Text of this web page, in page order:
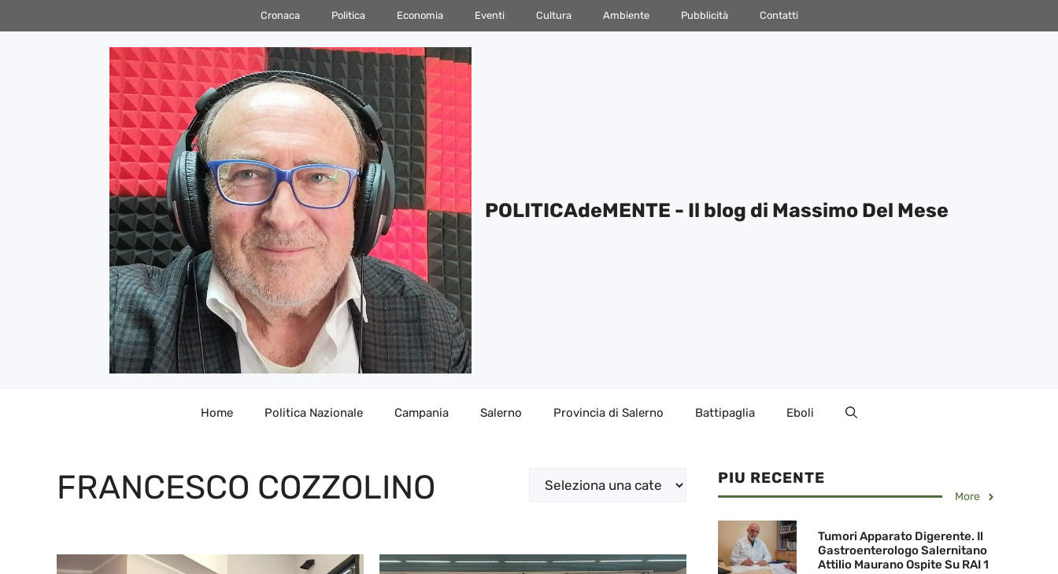
al
Cronaca Politica Economia Eventi Cultura Ambiente Pubblicità Contatti
POLITICAdeMENTE - Il blog di Massimo Del Mese
Home Politica Nazionale Campania Salerno Provincia di Salerno Battipaglia Eboli
FRANCESCO COZZOLINO Categorie PIU RECENTE
More
Tumori Apparato Digerente. Il
Gastroenterologo Salernitano
Attilio Maurano Ospite Su RAI 1